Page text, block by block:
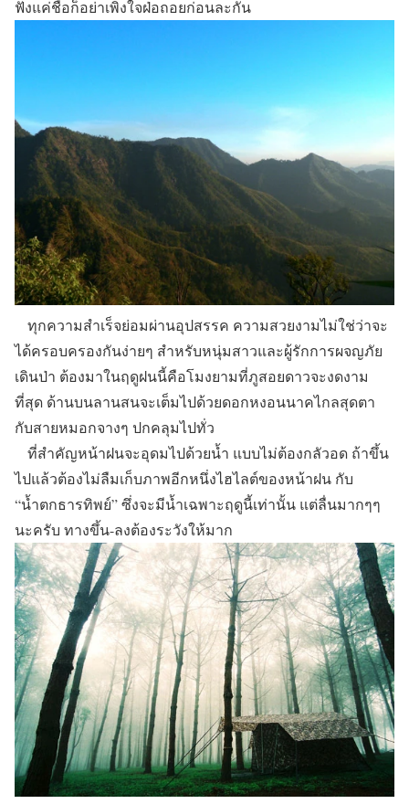
ฟังแค่ชื่อก็อย่าเพิ่งใจฝ่อถอยก่อนละกัน
ทุกความสำเร็จย่อมผ่านอุปสรรค ความสวยงามไม่ใช่ว่าจะ
ได้ครอบครองกันง่ายๆ สำหรับหนุ่มสาวและผู้รักการผจญภัย
เดินป่า ต้องมาในฤดูฝนนี้คือโมงยามที่ภูสอยดาวจะงดงาม
ที่สุด ด้านบนลานสนจะเต็มไปด้วยดอกหงอนนาคไกลสุดตา
กับสายหมอกจางๆ ปกคลุมไปทั่ว
ที่สำคัญหน้าฝนจะอุดมไปด้วยน้ำ แบบไม่ต้องกลัวอด ถ้าขึ้น
ไปแล้วต้องไม่ลืมเก็บภาพอีกหนึ่งไฮไลต์ของหน้าฝน กับ
“น้ำตกธารทิพย์”ซึ่งจะมีน้ำเฉพาะฤดูนี้เท่านั้น แต่ลื่นมากๆๆ
นะครับ ทางขึ้น-ลงต้องระวังให้มาก